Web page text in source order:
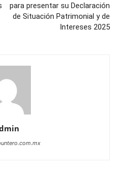
para presentar su Declaración
de Situación Patrimonial y de
Intereses 2025